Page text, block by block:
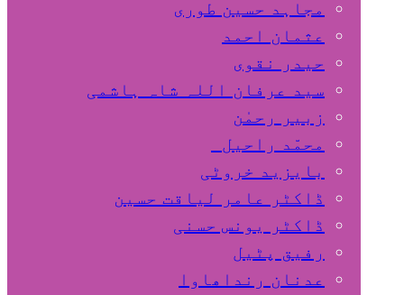
مجاہد حسین طوری
عثمان احمد
حیدر نقوی
سید عرفان اللہ شاہ ہاشمی
زبیر رحمٰن
محمّد راحیل
بایزید خروٹی
ڈاکٹر عامر لیاقت حسین
ڈاکٹر یونس حسنی
رفیق پٹیل
عدنان رنداھاوا